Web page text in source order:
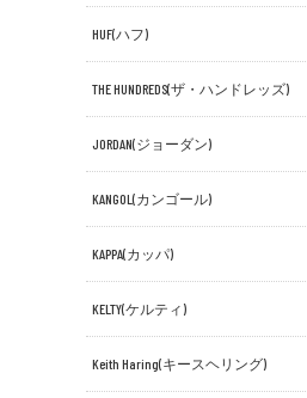
HUF(ハフ)
THE HUNDREDS(ザ・ハンドレッズ)
JORDAN(ジョーダン)
KANGOL(カンゴール)
KAPPA(カッパ)
KELTY(ケルティ)
Keith Haring(キースヘリング)